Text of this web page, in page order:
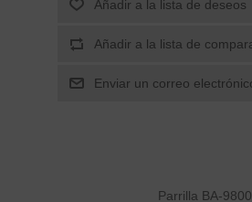
Parrilla BA-9800